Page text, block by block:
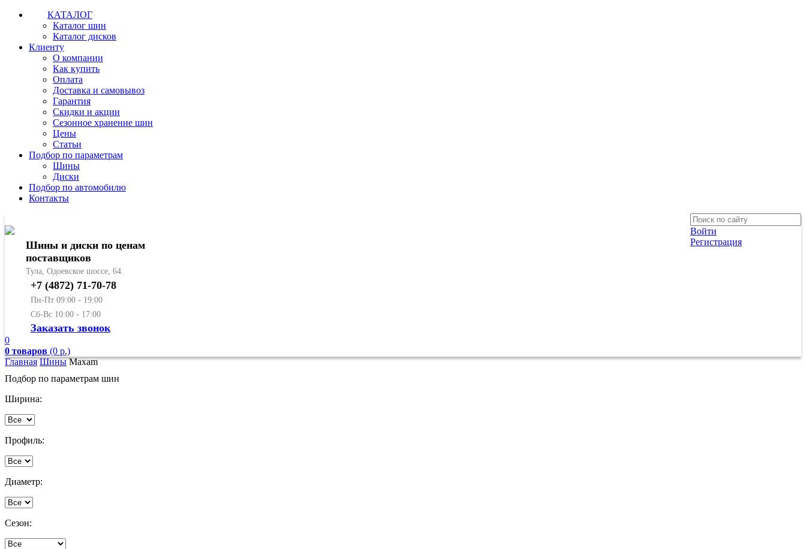
КАТАЛОГ
Каталог шин
Каталог дисков
Клиенту
О компании
Как купить
Оплата
Доставка и самовывоз
Гарантия
Скидки и акции
Сезонное хранение шин
Цены
Статьи
Подбор по параметрам
Шины
Диски
Подбор по автомобилю
Контакты
Войти
Регистрация
Шины и диски по ценам
поставщиков
Тула, Одоевское шоссе, 64.
+7 (4872) 71-70-78
Пн-Пт 09:00 - 19:00
Сб-Вс 10:00 - 17:00
Заказать звонок
0
0 товаров (0 р.)
Главная ШиныMaxam
Подбор по параметрам шин
Ширина:
Профиль:
Диаметр:
Сезон: